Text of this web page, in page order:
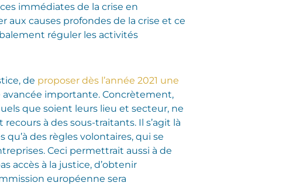
immédiates de la crise en
aux causes profondes de la crise et ce
réguler les activités
de proposer dès l’année 2021 une
avancée importante. Concrètement,
que soient leurs lieu et secteur, ne
à des sous-traitants. Il s’agit là
des règles volontaires, qui se
Ceci permettrait aussi à de
accès à la justice, d’obtenir
européenne sera